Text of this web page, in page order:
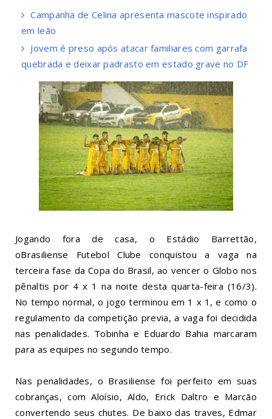
Campanha de Celina apresenta mascote inspirado
em leão
Jovem é preso após atacar familiares com garrafa
quebrada e deixar padrasto em estado grave no DF
Jogando fora de casa, o Estádio Barrettão,
oBrasiliense Futebol Clube conquistou a vaga na
terceira fase da Copa do Brasil, ao vencer o Globo nos
pênaltis por 4 x 1 na noite desta quarta-feira (16/3).
No tempo normal, o jogo terminou em 1 x 1, e como o
regulamento da competição previa, a vaga foi decidida
nas penalidades. Tobinha e Eduardo Bahia marcaram
para as equipes no segundo tempo.
Nas penalidades, o Brasiliense foi perfeito em suas
cobranças, com Aloísio, Aldo, Erick Daltro e Marcão
convertendo seus chutes. De baixo das traves, Edmar